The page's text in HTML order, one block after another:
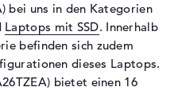
TFT
x 1200
entspiegelt, LED-
bei uns in den Kategorien
Laptops mit SSD. Innerhalb
befinden sich zudem
dieses Laptops.
bietet einen 16